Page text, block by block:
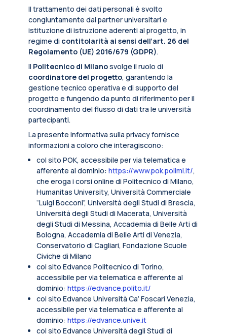
Il trattamento dei dati personali è svolto
congiuntamente dai partner universitari e
istituzione di istruzione aderenti al progetto, in
regime di contitolarità ai sensi dell’art. 26 del
Regolamento (UE) 2016/679 (GDPR).
Il Politecnico di Milanosvolge il ruolo di
coordinatore del progetto, garantendo la
gestione tecnico operativa e di supporto del
progetto e fungendo da punto di riferimento per il
coordinamento del flusso di dati tra le università
partecipanti.
La presente informativa sulla privacy fornisce
informazioni a coloro che interagiscono:
col sito POK, accessibile per via telematica e
afferente al dominio: https://www.pok.polimi.it/,
che eroga i corsi online di Politecnico di Milano,
Humanitas University, Università Commerciale
“Luigi Bocconi”, Università degli Studi di Brescia,
Università degli Studi di Macerata, Università
degli Studi di Messina, Accademia di Belle Arti di
Bologna, Accademia di Belle Arti di Venezia,
Conservatorio di Cagliari, Fondazione Scuole
Civiche di Milano
col sito Edvance Politecnico di Torino,
accessibile per via telematica e afferente al
dominio: https://edvance.polito.it/
col sito Edvance Università Ca’ Foscari Venezia,
accessibile per via telematica e afferente al
dominio: https://edvance.unive.it
col sito Edvance Università degli Studi di